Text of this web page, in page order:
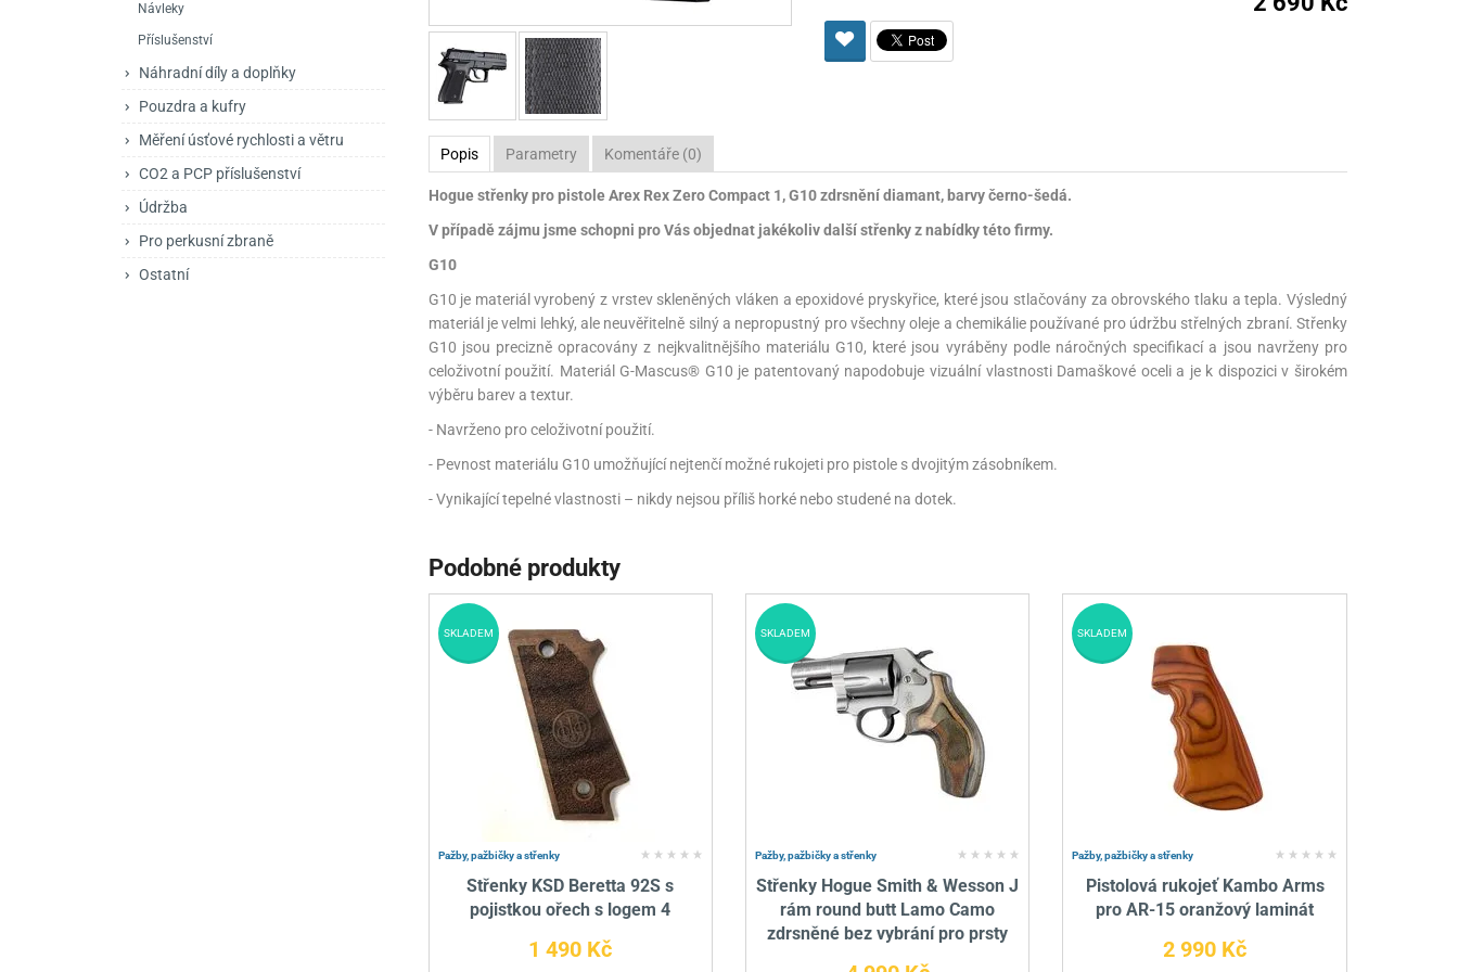
Příslušenství pro zbraně na ZP
Brokovnice opakovací
Brokovnice samonabíjecí
Pistole samonabíjecí
Kuchyňské nože
Příslušenství pro nože
Luky
Kuše
Obranné spreje
Adaptéry
Pro lištu 15 - 17 mm
Pistolové a revolverové náboje Ochranné prostředky
Rowan Engineering
Pro perkusní zbraně
Svítilny
Návleky
Příslušenství
Náhradní díly a doplňky
Pouzdra a kufry
Měření úsťové rychlosti a větru
CO2 a PCP příslušenství
Údržba
Pro perkusní zbraně
Ostatní
Popis Parametry Komentáře (0)
Hogue střenky pro pistole Arex Rex Zero Compact 1, G10 zdrsnění diamant, barvy černo-šedá.
V případě zájmu jsme schopni pro Vás objednat jakékoliv další střenky z nabídky této firmy.
G10
G10 je materiál vyrobený z vrstev skleněných vláken a epoxidové pryskyřice, které jsou stlačovány za obrovského tlaku a tepla. Výsledný
materiál je velmi lehký, ale neuvěřitelně silný a nepropustný pro všechny oleje a chemikálie používané pro údržbu střelných zbraní. Střenky
G10 jsou precizně opracovány z nejkvalitnějšího materiálu G10, které jsou vyráběny podle náročných specifikací a jsou navrženy pro
celoživotní použití. Materiál G-Mascus® G10 je patentovaný napodobuje vizuální vlastnosti Damaškové oceli a je k dispozici v širokém
výběru barev a textur.
- Navrženo pro celoživotní použití.
- Pevnost materiálu G10 umožňující nejtenčí možné rukojeti pro pistole s dvojitým zásobníkem.
- Vynikající tepelné vlastnosti – nikdy nejsou příliš horké nebo studené na dotek.
Podobné produkty
Pažby, pažbičky a střenky
Střenky KSD Beretta 92S s
pojistkou ořech s logem 4
1 490 Kč
SKLADEM
Pažby, pažbičky a střenky
Střenky Hogue Smith & Wesson J
rám round butt Lamo Camo
zdrsněné bez vybrání pro prsty
SKLADEM
Pažby, pažbičky a střenky
Pistolová rukojeť Kambo Arms
pro AR-15 oranžový laminát
2 990 Kč
SKLADEM